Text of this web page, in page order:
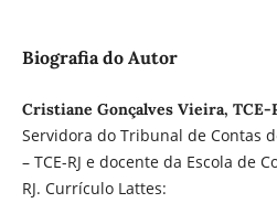
Biografia do Autor
Cristiane Gonçalves Vieira, TCE-
Servidora do Tribunal de Contas
– TCE-RJ e docente da Escola de
RJ. Currículo Lattes: